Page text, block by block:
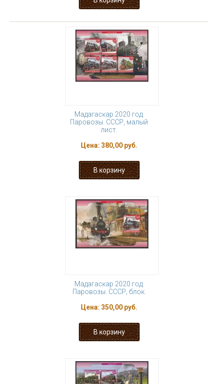
Мадагаскар 2020 год.
Паровозы. СССР, малый
лист.
Цена: 380,00 руб.
Мадагаскар 2020 год.
Паровозы. СССР, блок.
Цена: 350,00 руб.